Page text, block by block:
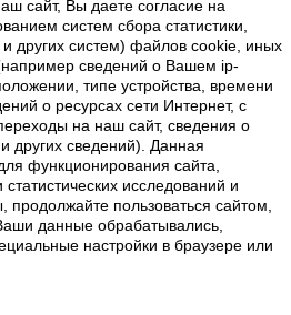
cайт, Вы даете согласие на
систем сбора статистики,
других систем) файлов cookie, иных
сведений о Вашем ip-
типе устройства, времени
о ресурсах сети Интернет, с
на наш сайт, сведения о
других сведений). Данная
функционирования сайта,
исследований и
продолжайте пользоваться сайтом,
данные обрабатывались,
настройки в браузере или